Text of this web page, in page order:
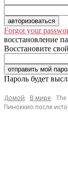
Forgot your
восстановление
Восстановите
Пароль будет
Домой В мире
Пиноккио после